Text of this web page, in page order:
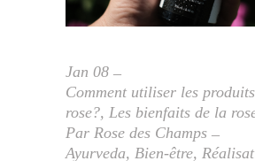
Jan 08
Comment utiliser les
rose?, Les bienfaits de la
Par Rose des Champs
Ayurveda, Bien-être,